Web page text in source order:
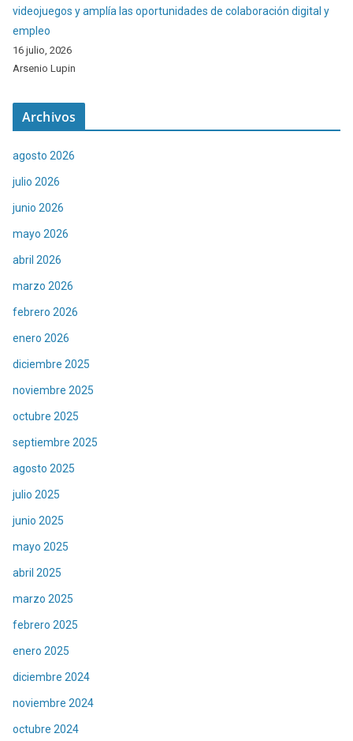
videojuegos y amplía las oportunidades de colaboración digital y
empleo
16 julio, 2026
Arsenio Lupin
Archivos
agosto 2026
julio 2026
junio 2026
mayo 2026
abril 2026
marzo 2026
febrero 2026
enero 2026
diciembre 2025
noviembre 2025
octubre 2025
septiembre 2025
agosto 2025
julio 2025
junio 2025
mayo 2025
abril 2025
marzo 2025
febrero 2025
enero 2025
diciembre 2024
noviembre 2024
octubre 2024